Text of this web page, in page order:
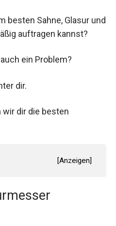
besten Sahne, Glasur und
auftragen kannst?
ein Problem?
dir.
dir die besten
[Anzeigen]